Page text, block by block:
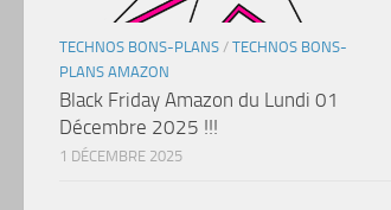
TECHNOS BONS-PLANS / TECHNOS BONS-
PLANS AMAZON
Black Friday Amazon du Lundi 01
Décembre 2025 !!!
1 DÉCEMBRE 2025